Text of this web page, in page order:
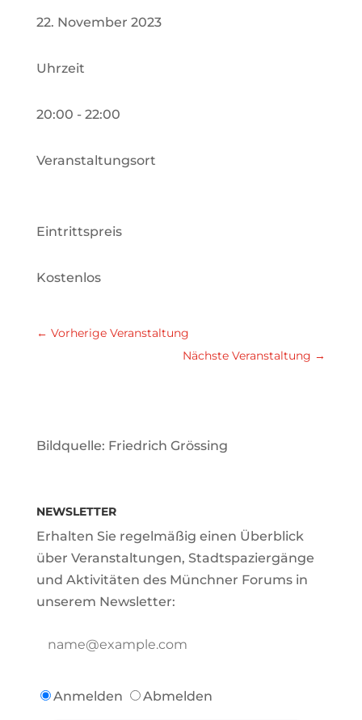
22. November 2023
Uhrzeit
20:00 - 22:00
Veranstaltungsort
Eintrittspreis
Kostenlos
← Vorherige Veranstaltung
Nächste Veranstaltung →
Bildquelle: Friedrich Grössing
NEWSLETTER
Erhalten Sie regelmäßig einen Überblick
über Veranstaltungen, Stadtspaziergänge
und Aktivitäten des Münchner Forums in
unserem Newsletter:
Anmelden Abmelden